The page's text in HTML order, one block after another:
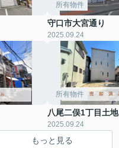
所有物件
守口市大宮通り
2025.09.24
所有物件
八尾二俣1丁目土地
2025.09.24
もっと見る